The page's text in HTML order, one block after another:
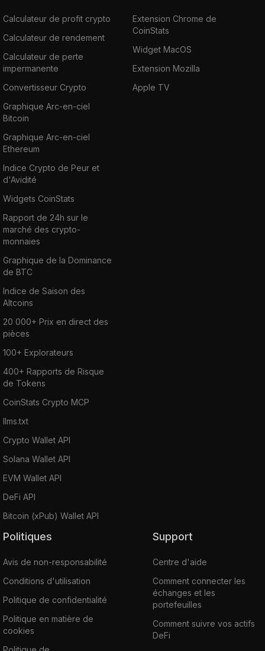
Calculateur de profit crypto
Calculateur de rendement
Calculateur de perte
impermanente
Convertisseur Crypto
Graphique Arc-en-ciel
Bitcoin
Graphique Arc-en-ciel
Ethereum
Indice Crypto de Peur et
d'Avidité
Widgets CoinStats
Rapport de 24h sur le
marché des crypto-
monnaies
Graphique de la Dominance
de BTC
Indice de Saison des
Altcoins
20 000+ Prix en direct des
pièces
100+ Explorateurs
400+ Rapports de Risque
de Tokens
CoinStats Crypto MCP
llms.txt
Crypto Wallet API
Solana Wallet API
EVM Wallet API
DeFi API
Bitcoin (xPub) Wallet API
Extension Chrome de
CoinStats
Widget MacOS
Extension Mozilla
Apple TV
Politiques
Avis de non-responsabilité
Conditions d'utilisation
Politique de confidentialité
Politique en matière de
cookies
Support
Centre d'aide
Comment connecter les
échanges et les
portefeuilles
Comment suivre vos actifs
DeFi